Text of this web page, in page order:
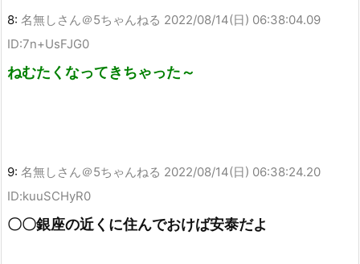
8: 名無しさん＠5ちゃんねる 2022/08/14(日) 06:38:04.09
ID:7n+UsFJG0
ねむたくなってきちゃった～
9: 名無しさん＠5ちゃんねる 2022/08/14(日) 06:38:24.20
ID:kuuSCHyR0
〇〇銀座の近くに住んでおけば安泰だよ